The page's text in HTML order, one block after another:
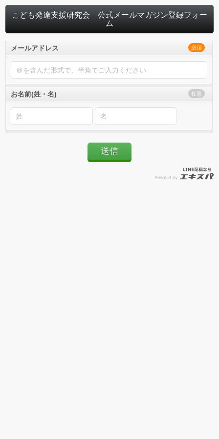
こども発達支援研究会 公式メールマガジン登録フォー
ム
メールアドレス 必須
お名前(姓・名) 任意